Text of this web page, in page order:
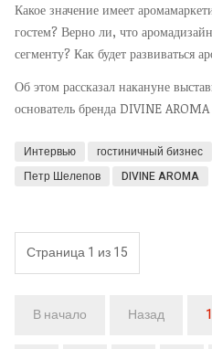
Какое значение имеет
гостем? Верно ли, что
сегменту? Как будет развиваться
Об этом рассказал накануне
основатель бренда DIVINE AROMA
Интервью гостиничный бизнес
Петр Шелепов
DIVINE AROMA
Страница 1 из 15
В начало Назад 1